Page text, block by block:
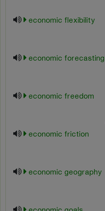
economic flexibility
economic forecasting
economic freedom
economic friction
economic geography